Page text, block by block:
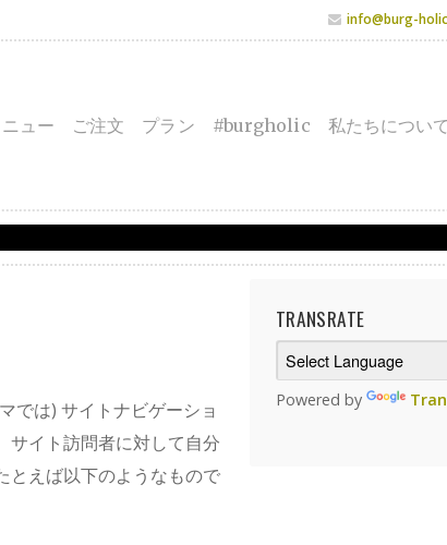
info@burg-
ュー ご注文 プラン #burgholic 私たちについて
では) サイトナビゲーショ
サイト訪問者に対して自分
とえば以下のようなもので
TRANSRATE
Powered by